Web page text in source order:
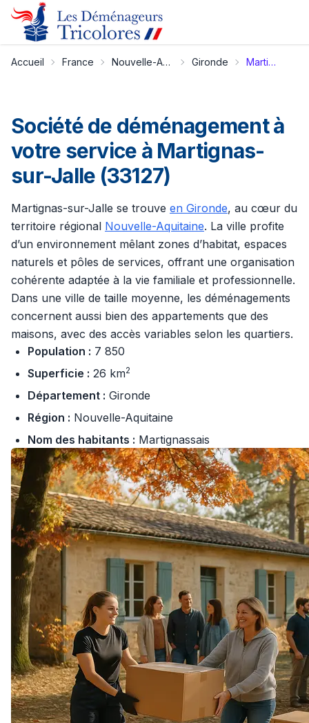
Accueil France Nouvelle-Aquitaine Gironde Martignas-sur-Jalle
Société de déménagement à
votre service à Martignas-
sur-Jalle (33127)
Martignas-sur-Jalle se trouve en Gironde, au cœur du
territoire régional Nouvelle-Aquitaine. La ville profite
d’un environnement mêlant zones d’habitat, espaces
naturels et pôles de services, offrant une organisation
cohérente adaptée à la vie familiale et professionnelle.
Dans une ville de taille moyenne, les déménagements
concernent aussi bien des appartements que des
maisons, avec des accès variables selon les quartiers.
Population : 7 850
Superficie : 26 km2
Département : Gironde
Région : Nouvelle-Aquitaine
Nom des habitants : Martignassais